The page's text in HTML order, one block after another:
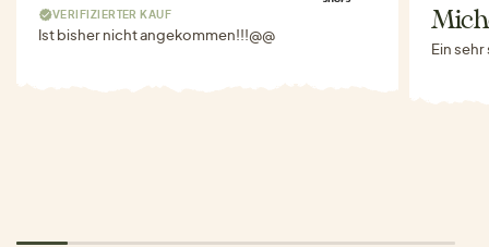
VERIFIZIERTER KAUF
Ist bisher nicht angekommen!!!@@
Ein